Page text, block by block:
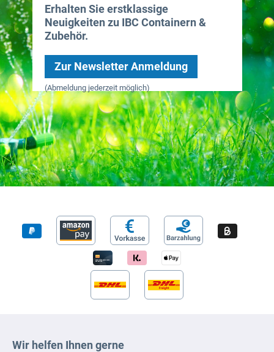
Erhalten Sie erstklassige
Neuigkeiten zu IBC Containern &
Zubehör.
Zur Newsletter Anmeldung
(Abmeldung jederzeit möglich)
Wir helfen Ihnen gerne